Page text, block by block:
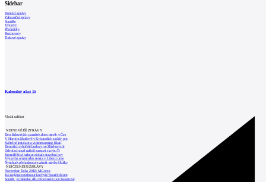
Sidebar
Domácí zprávy
Zahraniční zprávy
Soutěže
Výstavy
Přednášky
Rozhovory
Tiskové zprávy
Kalendář akcí 15
Vložit událost
NEJNOVĚJŠÍ ZPRÁVY
Den židovských památek dnes otevře v Čes
V Horním Maršově v Krkonoších začaly prá
Světelné instalace a videomapping lákají
Demolici vyhořelé budovy ve Zlíně urychl
Odvolací soud nařídil zastavit stavbu Tr
Kroměřížská radnice získala stavební pov
Výstavba urgentního centra v Liberci ome
Nymburk přehodnocuje záměr stavby školky
NEJČTENĚJŠÍ ZPRÁVY
November Talks 2018: M.Corea
Jak nejlépe navrhnout kuchyň? Soutěž Blum
Soutěž „Umělecké dílo věnované Lucii Bakešové